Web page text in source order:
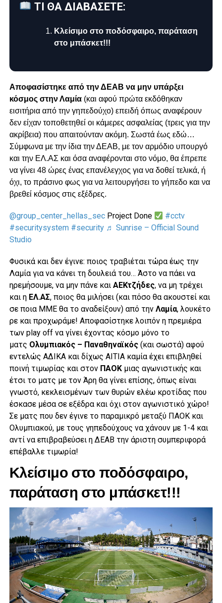
ΤΙ ΘΑ ΔΙΑΒΑΣΕΤΕ:
Κλείσιμο στο ποδόσφαιρο, παράταση
στο μπάσκετ!!!
Αποφασίστηκε από την ΔΕΑΒ να μην υπάρξει
κόσμος στην Λαμία(και αφού πρώτα εκδόθηκαν
εισιτήρια από την γηπεδούχο) επειδή όπως αναφέρουν
δεν είχαν τοποθετηθεί οι κάμερες ασφαλείας (τρεις για την
ακρίβεια) που απαιτούνταν ακόμη. Σωστά έως εδώ…
Σύμφωνα με την ίδια την ΔΕΑΒ, με τον αρμόδιο υπουργό
και την ΕΛ.ΑΣ και όσα αναφέρονται στο νόμο, θα έπρεπε
να γίνει 48 ώρες ένας επανέλεγχος για να δοθεί τελικά, ή
όχι, το πράσινο φως για να λειτουργήσει το γήπεδο και να
βρεθεί κόσμος στις εξέδρες.
@group_center_hellas_secProject Done
#cctv
#securitysystem #security ♬ Sunrise – Official Sound
Studio
Φυσικά και δεν έγινε: ποιος τραβιέται τώρα έως την
Λαμία για να κάνει τη δουλειά του… Άστο να πάει να
ηρεμήσουμε, να μην πάνε και ΑΕΚτζήδες, να μη τρέχει
και ηΕΛ.ΑΣ, ποιος θα μιλήσει (και πόσο θα ακουστεί και
σε ποια ΜΜΕ θα το αναδείξουν) από τηνΛαμία, λουκέτο
ρε και προχωράμε! Αποφασίστηκε λοιπόν η πρεμιέρα
των play off να γίνει έχοντας κόσμο μόνο το
ματς Ολυμπιακός – Παναθηναϊκός(και σωστά) αφού
εντελώς ΑΔΙΚΑ και δίχως ΑΙΤΙΑ καμία έχει επιβληθεί
ποινή τιμωρίας και στονΠΑΟΚμιας αγωνιστικής και
έτσι το ματς με τον Άρη θα γίνει επίσης, όπως είναι
γνωστό, κεκλεισμένων των θυρών ελέω κροτίδας που
έσκασε μέσα σε εξέδρα και όχι στον αγωνιστικό χώρο!
Σε ματς που δεν έγινε το παραμικρό μεταξύ ΠΑΟΚ και
Ολυμπιακού, με τους γηπεδούχους να χάνουν με 1-4 και
αντί να επιβραβεύσει η ΔΕΑΒ την άριστη συμπεριφορά
επέβαλλε τιμωρία!
Κλείσιμο στο ποδόσφαιρο,
παράταση στο μπάσκετ!!!